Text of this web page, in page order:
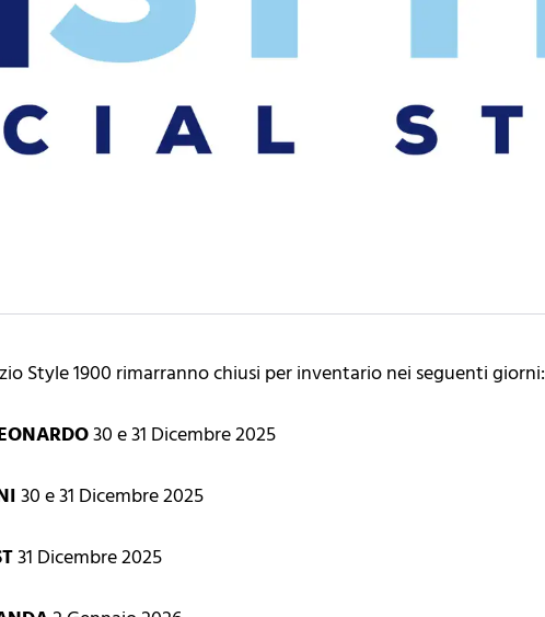
Style 1900 rimarranno chiusi per inventario nei seguenti giorni:
30 e 31 Dicembre 2025
30 e 31 Dicembre 2025
31 Dicembre 2025